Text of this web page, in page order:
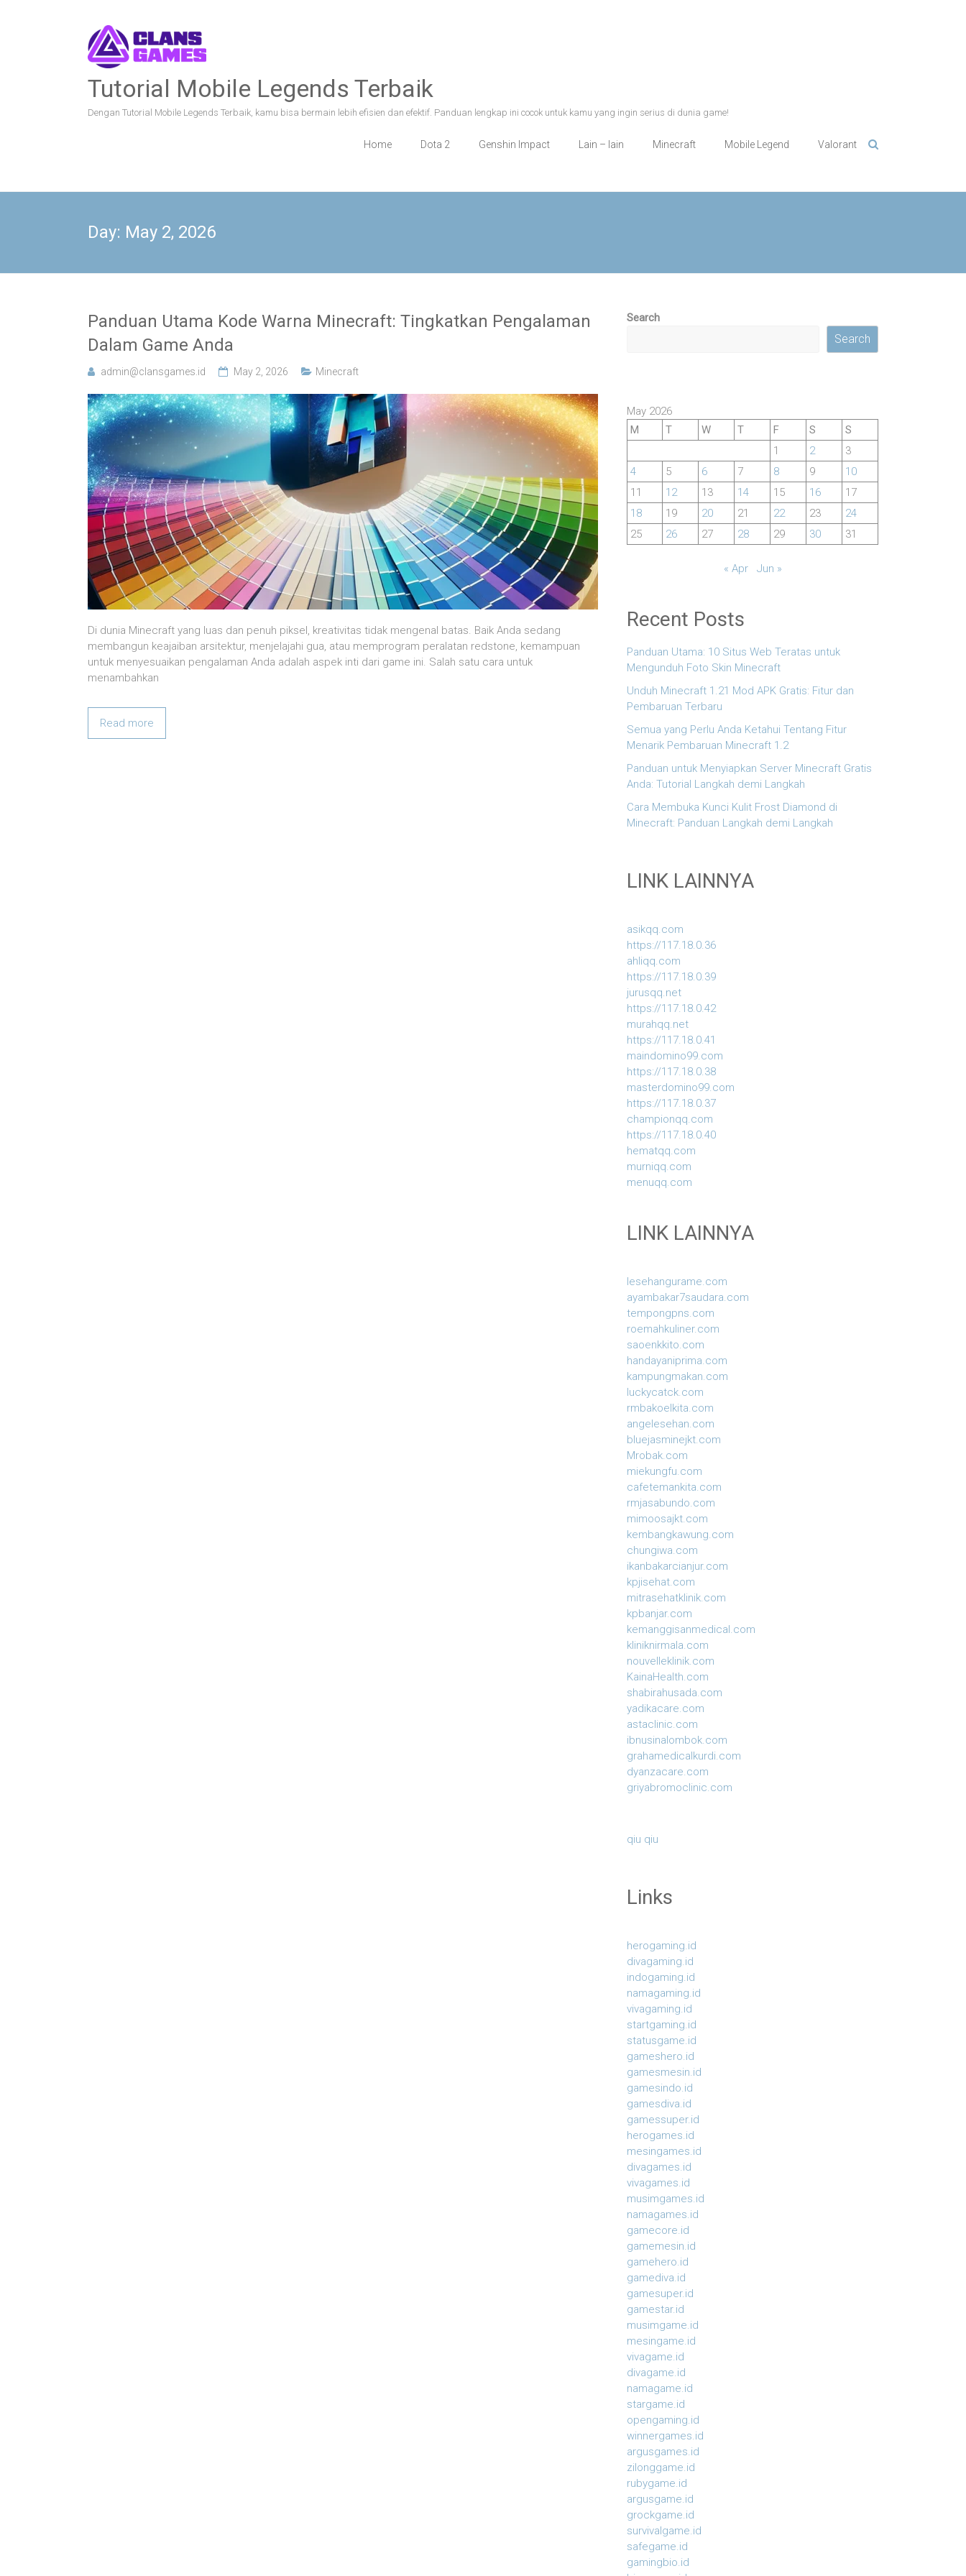
Tutorial Mobile Legends Terbaik
Dengan Tutorial Mobile Legends Terbaik, kamu bisa bermain lebih efisien dan efektif. Panduan lengkap ini cocok untuk kamu yang ingin serius di dunia game!
Home Dota 2 Genshin Impact Lain – lain Minecraft Mobile Legend Valorant
Day: May 2, 2026
Panduan Utama Kode Warna Minecraft: Tingkatkan Pengalaman
Dalam Game Anda
admin@clansgames.id May 2, 2026 Minecraft
Di dunia Minecraft yang luas dan penuh piksel, kreativitas tidak mengenal batas. Baik Anda sedang
membangun keajaiban arsitektur, menjelajahi gua, atau memprogram peralatan redstone, kemampuan
untuk menyesuaikan pengalaman Anda adalah aspek inti dari game ini. Salah satu cara untuk
menambahkan
Read more
Search
Search
May 2026
M
T W T F S
S
1
2
3
4
5 6 7 8 9
10
11
12 13 14 15 16
17
18
19 20 21 22 23
24
25
26 27 28 29 30 31
« Apr Jun »
Recent Posts
Panduan Utama: 10 Situs Web Teratas untuk
Mengunduh Foto Skin Minecraft
Unduh Minecraft 1.21 Mod APK Gratis: Fitur dan
Pembaruan Terbaru
Semua yang Perlu Anda Ketahui Tentang Fitur
Menarik Pembaruan Minecraft 1.2
Panduan untuk Menyiapkan Server Minecraft Gratis
Anda: Tutorial Langkah demi Langkah
Cara Membuka Kunci Kulit Frost Diamond di
Minecraft: Panduan Langkah demi Langkah
LINK LAINNYA
asikqq.com
https://117.18.0.36
ahliqq.com
https://117.18.0.39
jurusqq.net
https://117.18.0.42
murahqq.net
https://117.18.0.41
maindomino99.com
https://117.18.0.38
masterdomino99.com
https://117.18.0.37
championqq.com
https://117.18.0.40
hematqq.com
murniqq.com
menuqq.com
LINK LAINNYA
lesehangurame.com
ayambakar7saudara.com
tempongpns.com
roemahkuliner.com
saoenkkito.com
handayaniprima.com
kampungmakan.com
luckycatck.com
rmbakoelkita.com
angelesehan.com
bluejasminejkt.com
Mrobak.com
miekungfu.com
cafetemankita.com
rmjasabundo.com
mimoosajkt.com
kembangkawung.com
chungiwa.com
ikanbakarcianjur.com
kpjisehat.com
mitrasehatklinik.com
kpbanjar.com
kemanggisanmedical.com
kliniknirmala.com
nouvelleklinik.com
KainaHealth.com
shabirahusada.com
yadikacare.com
astaclinic.com
ibnusinalombok.com
grahamedicalkurdi.com
dyanzacare.com
griyabromoclinic.com
qiu qiu
Links
herogaming.id
divagaming.id
indogaming.id
namagaming.id
vivagaming.id
startgaming.id
statusgame.id
gameshero.id
gamesmesin.id
gamesindo.id
gamesdiva.id
gamessuper.id
herogames.id
mesingames.id
divagames.id
vivagames.id
musimgames.id
namagames.id
gamecore.id
gamemesin.id
gamehero.id
gamediva.id
gamesuper.id
gamestar.id
musimgame.id
mesingame.id
vivagame.id
divagame.id
namagame.id
stargame.id
opengaming.id
winnergames.id
argusgames.id
zilonggame.id
rubygame.id
argusgame.id
grockgame.id
survivalgame.id
safegame.id
gamingbio.id